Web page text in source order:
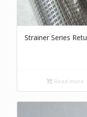
Strainer Series
Read more